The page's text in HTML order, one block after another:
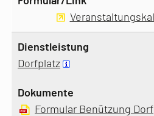
Dorfplatz
Formular Benützung